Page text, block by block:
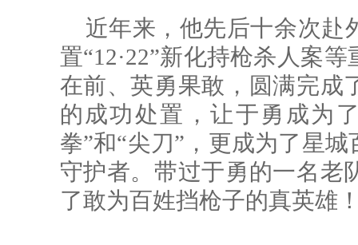
近年来，他先后十余次赴
置“12·22”新化持枪杀人案
在前、英勇果敢，圆满完成
的成功处置，让于勇成为
拳”和“尖刀”，更成为了星
守护者。带过于勇的一名老
了敢为百姓挡枪子的真英雄